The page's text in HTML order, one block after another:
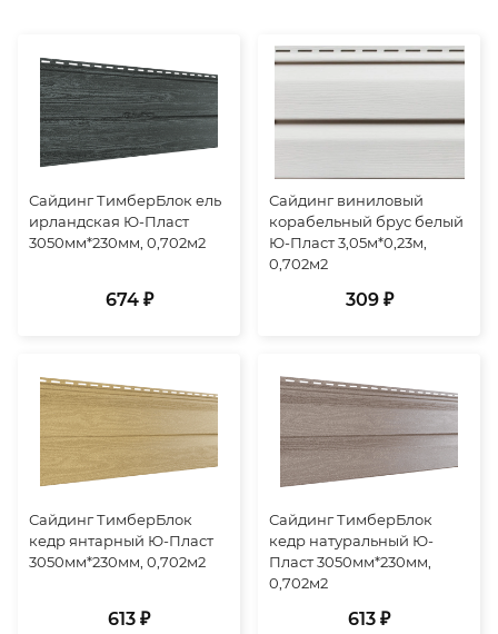
Сайдинг ТимберБлок ель
ирландская Ю-Пласт
3050мм*230мм, 0,702м2
674 ₽
Сайдинг виниловый
корабельный брус белый
Ю-Пласт 3,05м*0,23м,
0,702м2
309 ₽
Сайдинг ТимберБлок
кедр янтарный Ю-Пласт
3050мм*230мм, 0,702м2
613 ₽
Сайдинг ТимберБлок
кедр натуральный Ю-
Пласт 3050мм*230мм,
0,702м2
613 ₽